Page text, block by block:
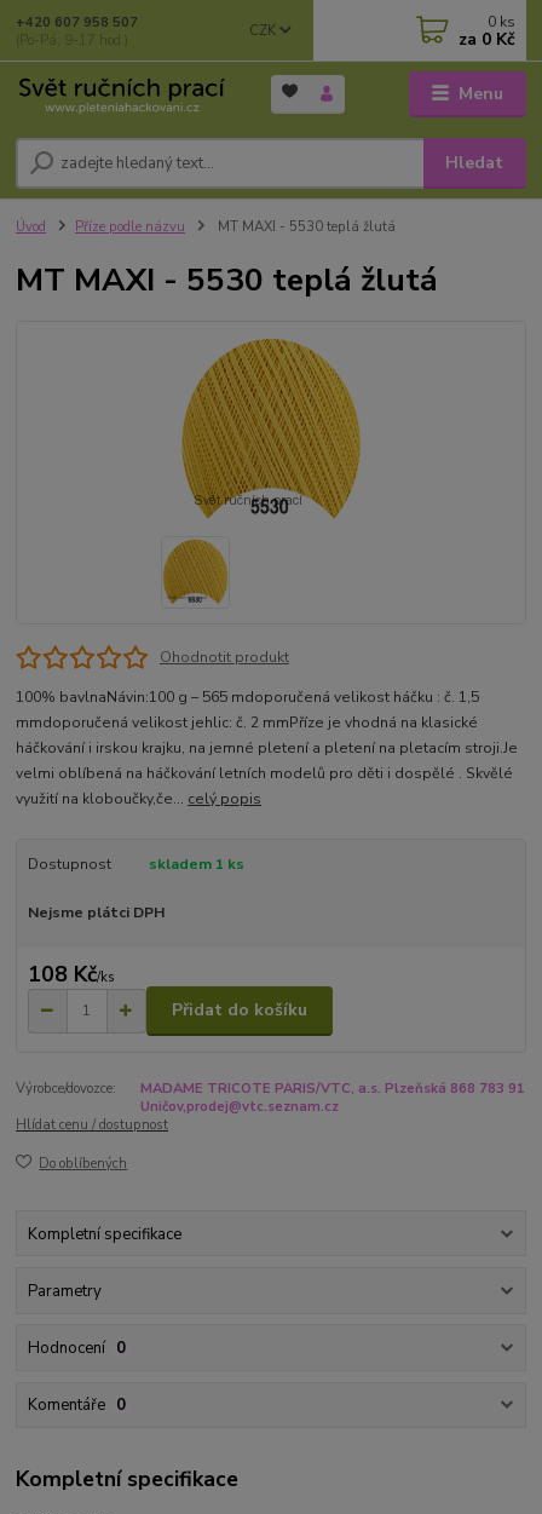
Menu
CZK
Hledat
+420 607 958 507
(Po-Pá, 9-17 hod.)
0 ks
za 0 Kč
Úvod Příze podle názvu MT MAXI - 5530 teplá žlutá
MT MAXI - 5530 teplá žlutá
Ohodnotit produkt
100% bavlnaNávin:100 g – 565 mdoporučená velikost háčku : č. 1,5
mmdoporučená velikost jehlic: č. 2 mmPříze je vhodná na klasické
háčkování i irskou krajku, na jemné pletení a pletení na pletacím stroji.Je
velmi oblíbená na háčkování letních modelů pro děti i dospělé . Skvělé
využití na kloboučky,če... celý popis
Dostupnost skladem 1 ks
Nejsme plátci DPH
108 Kč/ks
Přidat do košíku
Výrobce/dovozce:
MADAME TRICOTE PARIS/VTC, a.s. Plzeňská 868 783 91
Uničov,prodej@vtc.seznam.cz
Hlídat cenu / dostupnost
Do oblíbených
Kompletní specifikace
Parametry
Hodnocení 0
Komentáře 0
Kompletní specifikace